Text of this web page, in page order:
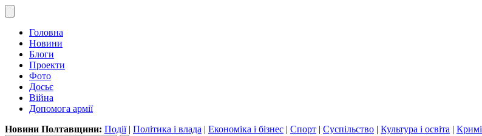
Головна
Новини
Блоги
Проекти
Фото
Досьє
Війна
Допомога армії
Новини Полтавщини: Події| Політика і влада | Економіка і бізнес | Спорт | Суспільство | Культура і освіта |